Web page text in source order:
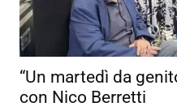
“Un martedì da
con Nico Berretti